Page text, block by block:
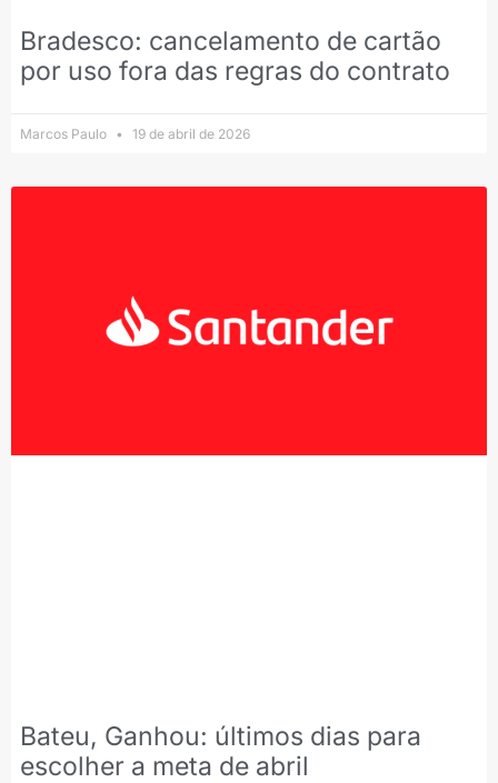
Bradesco: cancelamento de cartão
por uso fora das regras do contrato
Marcos Paulo 19 de abril de 2026
Bateu, Ganhou: últimos dias para
escolher a meta de abril